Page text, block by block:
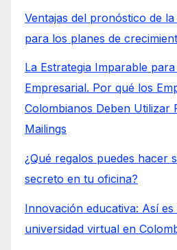
Ventajas del pronóstico de
para los planes de
La Estrategia Imparable
Empresarial. Por qué los
Colombianos Deben Utilizar
Mailings
¿Qué regalos puedes hacer
secreto en tu oficina?
Innovación educativa: Así
universidad virtual en